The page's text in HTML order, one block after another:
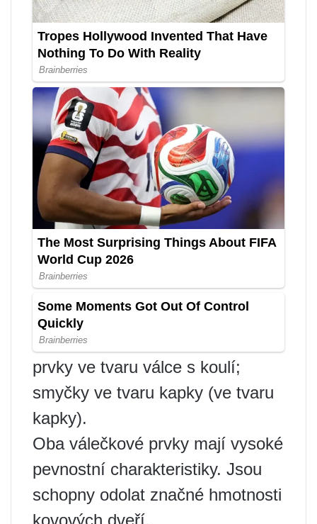
prvky ve tvaru válce s koulí;
smyčky ve tvaru kapky (ve tvaru
kapky).
Oba válečkové prvky mají vysoké
pevnostní charakteristiky. Jsou
schopny odolat značné hmotnosti
kovových dveří.